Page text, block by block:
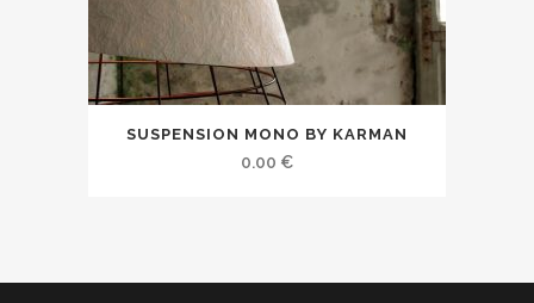
SUSPENSION MONO BY KARMAN
0.00 €